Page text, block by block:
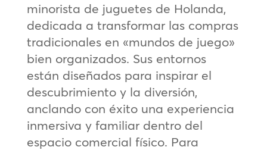
minorista de juguetes de Holanda,
dedicada a transformar las compras
tradicionales en «mundos de juego»
bien organizados. Sus entornos
están diseñados para inspirar el
descubrimiento y la diversión,
anclando con éxito una experiencia
inmersiva y familiar dentro del
espacio comercial físico. Para